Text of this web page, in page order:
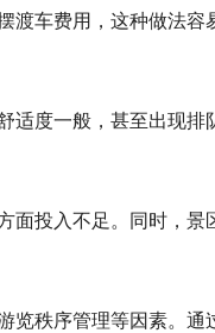
渡车费用，这种做法容
适度一般，甚至出现排
面投入不足。同时，景
览秩序管理等因素。通